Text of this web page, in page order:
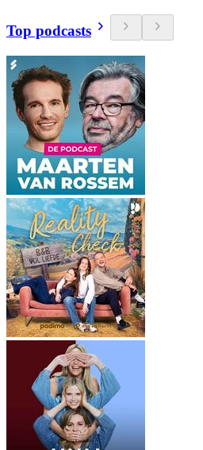
Top podcasts